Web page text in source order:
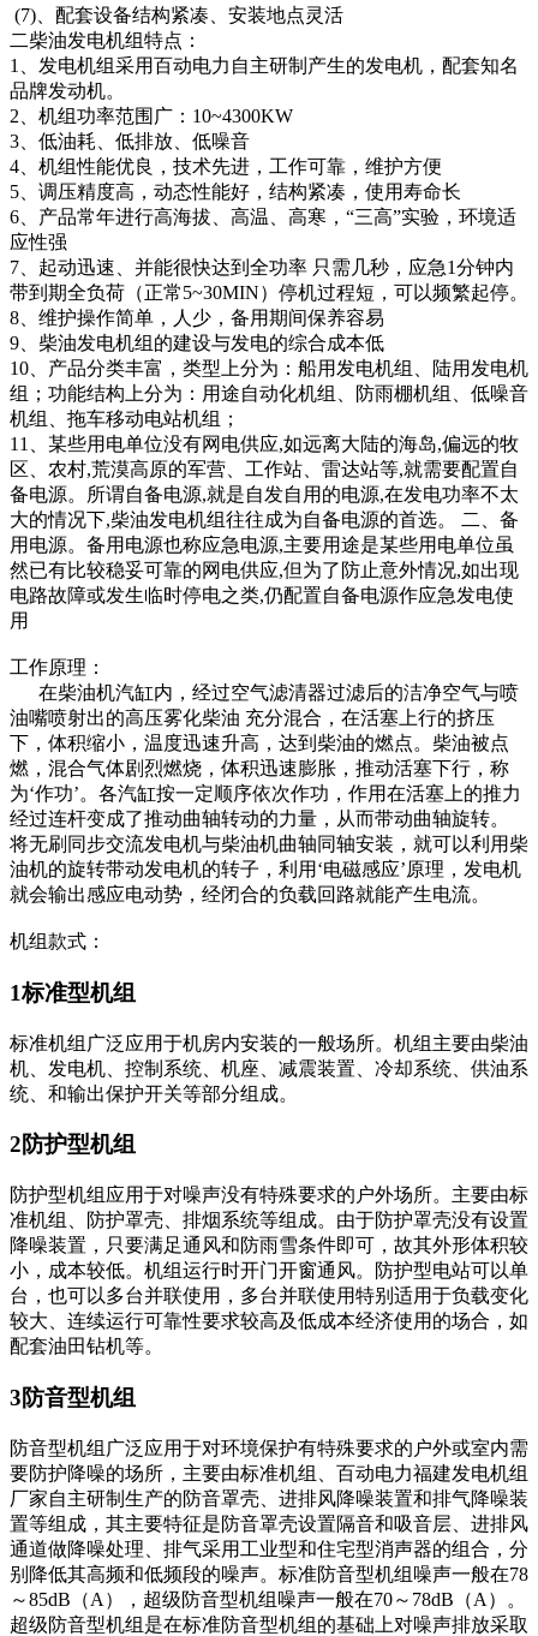
(7)、配套设备结构紧凑、安装地点灵活
二柴油发电机组特点：
1、发电机组采用百动电力自主研制产生的发电机，配套知名
品牌发动机。
2、机组功率范围广：10~4300KW
3、低油耗、低排放、低噪音
4、机组性能优良，技术先进，工作可靠，维护方便
5、调压精度高，动态性能好，结构紧凑，使用寿命长
6、产品常年进行高海拔、高温、高寒，“三高”实验，环境适
应性强
7、起动迅速、并能很快达到全功率 只需几秒，应急1分钟内
带到期全负荷（正常5~30MIN）停机过程短，可以频繁起停。
8、维护操作简单，人少，备用期间保养容易
9、柴油发电机组的建设与发电的综合成本低
10、产品分类丰富，类型上分为：船用发电机组、陆用发电机
组；功能结构上分为：用途自动化机组、防雨棚机组、低噪音
机组、拖车移动电站机组；
11、某些用电单位没有网电供应,如远离大陆的海岛,偏远的牧
区、农村,荒漠高原的军营、工作站、雷达站等,就需要配置自
备电源。所谓自备电源,就是自发自用的电源,在发电功率不太
大的情况下,柴油发电机组往往成为自备电源的首选。 二、备
用电源。备用电源也称应急电源,主要用途是某些用电单位虽
然已有比较稳妥可靠的网电供应,但为了防止意外情况,如出现
电路故障或发生临时停电之类,仍配置自备电源作应急发电使
用
工作原理：
在柴油机汽缸内，经过空气滤清器过滤后的洁净空气与喷
油嘴喷射出的高压雾化柴油 充分混合，在活塞上行的挤压
下，体积缩小，温度迅速升高，达到柴油的燃点。柴油被点
燃，混合气体剧烈燃烧，体积迅速膨胀，推动活塞下行，称
为‘作功’。各汽缸按一定顺序依次作功，作用在活塞上的推力
经过连杆变成了推动曲轴转动的力量，从而带动曲轴旋转。
将无刷同步交流发电机与柴油机曲轴同轴安装，就可以利用柴
油机的旋转带动发电机的转子，利用‘电磁感应’原理，发电机
就会输出感应电动势，经闭合的负载回路就能产生电流。
机组款式：
1标准型机组
标准机组广泛应用于机房内安装的一般场所。机组主要由柴油
机、发电机、控制系统、机座、减震装置、冷却系统、供油系
统、和输出保护开关等部分组成。
2防护型机组
防护型机组应用于对噪声没有特殊要求的户外场所。主要由标
准机组、防护罩壳、排烟系统等组成。由于防护罩壳没有设置
降噪装置，只要满足通风和防雨雪条件即可，故其外形体积较
小，成本较低。机组运行时开门开窗通风。防护型电站可以单
台，也可以多台并联使用，多台并联使用特别适用于负载变化
较大、连续运行可靠性要求较高及低成本经济使用的场合，如
配套油田钻机等。
3防音型机组
防音型机组广泛应用于对环境保护有特殊要求的户外或室内需
要防护降噪的场所，主要由标准机组、百动电力福建发电机组
厂家自主研制生产的防音罩壳、进排风降噪装置和排气降噪装
置等组成，其主要特征是防音罩壳设置隔音和吸音层、进排风
通道做降噪处理、排气采用工业型和住宅型消声器的组合，分
别降低其高频和低频段的噪声。标准防音型机组噪声一般在78
～85dB（A），超级防音型机组噪声一般在70～78dB（A）。
超级防音型机组是在标准防音型机组的基础上对噪声排放采取